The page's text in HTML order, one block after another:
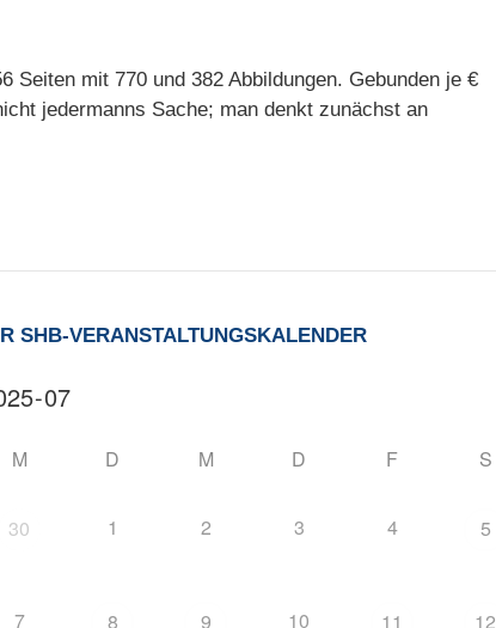
Seiten mit 770 und 382 Abbildungen. Gebunden je €
jedermanns Sache; man denkt zunächst an
SHB-VERANSTALTUNGSKALENDER
M D M D F S
30 1 2 3 4 5
7 8 9 10 11 12